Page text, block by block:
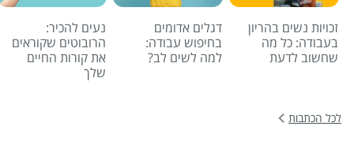
זכויות נשים בהריון
בעבודה: כל מה
שחשוב לדעת
דגלים אדומים
בחיפוש עבודה:
למה לשים לב?
נעים להכיר:
הרובוטים שקוראים
את קורות החיים
שלך
לכל הכתבות